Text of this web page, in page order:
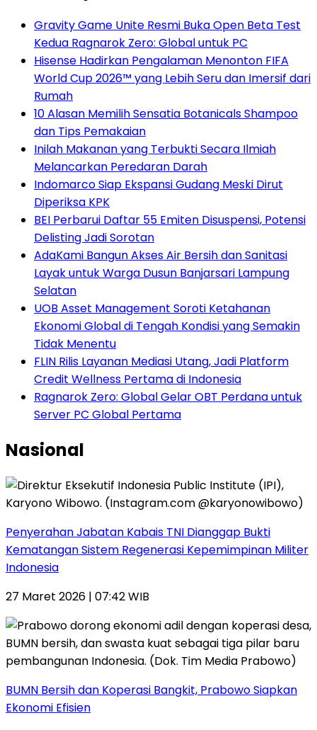
Gravity Game Unite Resmi Buka Open Beta Test
Kedua Ragnarok Zero: Global untuk PC
Hisense Hadirkan Pengalaman Menonton FIFA
World Cup 2026™ yang Lebih Seru dan Imersif dari
Rumah
10 Alasan Memilih Sensatia Botanicals Shampoo
dan Tips Pemakaian
Inilah Makanan yang Terbukti Secara Ilmiah
Melancarkan Peredaran Darah
Indomarco Siap Ekspansi Gudang Meski Dirut
Diperiksa KPK
BEI Perbarui Daftar 55 Emiten Disuspensi, Potensi
Delisting Jadi Sorotan
AdaKami Bangun Akses Air Bersih dan Sanitasi
Layak untuk Warga Dusun Banjarsari Lampung
Selatan
UOB Asset Management Soroti Ketahanan
Ekonomi Global di Tengah Kondisi yang Semakin
Tidak Menentu
FLIN Rilis Layanan Mediasi Utang, Jadi Platform
Credit Wellness Pertama di Indonesia
Ragnarok Zero: Global Gelar OBT Perdana untuk
Server PC Global Pertama
Nasional
Penyerahan Jabatan Kabais TNI Dianggap Bukti
Kematangan Sistem Regenerasi Kepemimpinan Militer
Indonesia
27 Maret 2026 | 07:42 WIB
BUMN Bersih dan Koperasi Bangkit, Prabowo Siapkan
Ekonomi Efisien